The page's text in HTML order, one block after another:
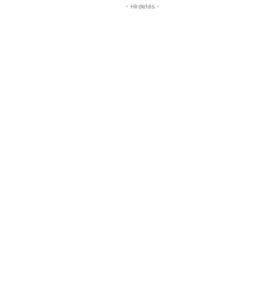
- Hirdetés -